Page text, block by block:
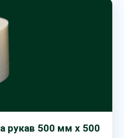
рукав 500 мм х 500